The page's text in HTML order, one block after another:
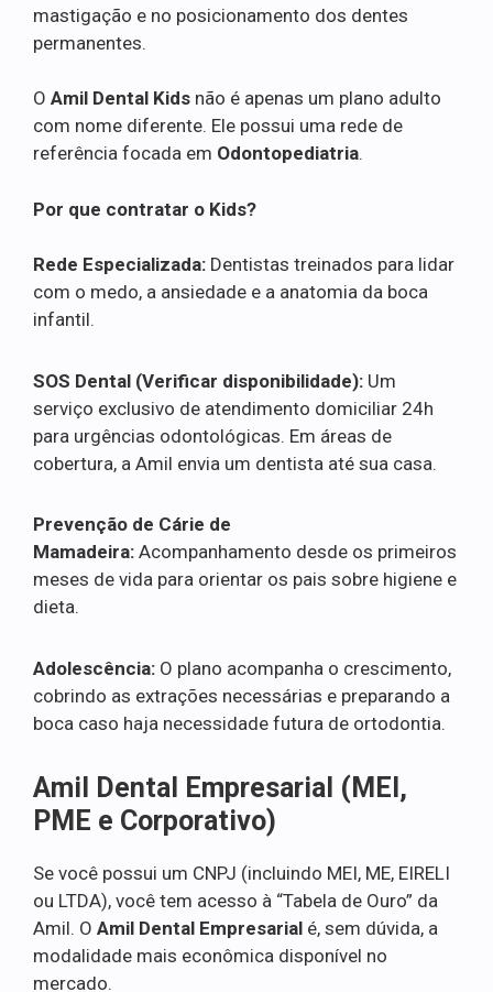
mastigação e no posicionamento dos dentes
permanentes.
O Amil Dental Kids não é apenas um plano adulto
com nome diferente. Ele possui uma rede de
referência focada em Odontopediatria.
Por que contratar o Kids?
Rede Especializada: Dentistas treinados para lidar
com o medo, a ansiedade e a anatomia da boca
infantil.
SOS Dental (Verificar disponibilidade): Um
serviço exclusivo de atendimento domiciliar 24h
para urgências odontológicas. Em áreas de
cobertura, a Amil envia um dentista até sua casa.
Prevenção de Cárie de
Mamadeira: Acompanhamento desde os primeiros
meses de vida para orientar os pais sobre higiene e
dieta.
Adolescência: O plano acompanha o crescimento,
cobrindo as extrações necessárias e preparando a
boca caso haja necessidade futura de ortodontia.
Amil Dental Empresarial (MEI,
PME e Corporativo)
Se você possui um CNPJ (incluindo MEI, ME, EIRELI
ou LTDA), você tem acesso à “Tabela de Ouro” da
Amil. O Amil Dental Empresarial é, sem dúvida, a
modalidade mais econômica disponível no
mercado.